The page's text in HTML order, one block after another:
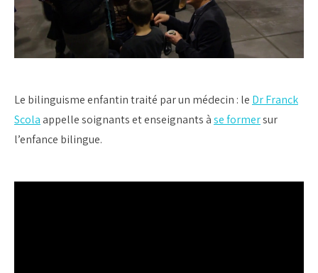
Le bilinguisme enfantin traité par un médecin : le Dr Franck
Scolaappelle soignants et enseignants àse formersur
l’enfance bilingue.